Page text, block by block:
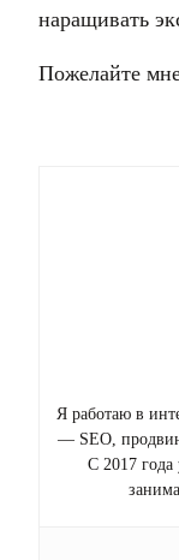
наращивать
Пожелайте
Я работаю в
— SEO,
С 2017 года